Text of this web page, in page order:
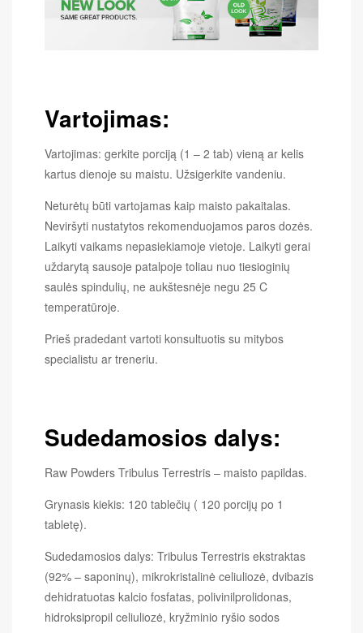
Vartojimas:
Vartojimas: gerkite porciją (1 – 2 tab) vieną ar kelis
kartus dienoje su maistu. Užsigerkite vandeniu.
Neturėtų būti vartojamas kaip maisto pakaitalas.
Neviršyti nustatytos rekomenduojamos paros dozės.
Laikyti vaikams nepasiekiamoje vietoje. Laikyti gerai
uždarytą sausoje patalpoje toliau nuo tiesioginių
saulės spindulių, ne aukštesnėje negu 25 C
temperatūroje.
Prieš pradedant vartoti konsultuotis su mitybos
specialistu ar treneriu.
Sudedamosios dalys:
Raw Powders Tribulus Terrestris – maisto papildas.
Grynasis kiekis: 120 tablečių ( 120 porcijų po 1
tabletę).
Sudedamosios dalys: Tribulus Terrestris ekstraktas
(92% – saponinų), mikrokristalinė celiuliozė, dvibazis
dehidratuotas kalcio fosfatas, polivinilprolidonas,
hidroksipropil celiuliozė, kryžminio ryšio sodos